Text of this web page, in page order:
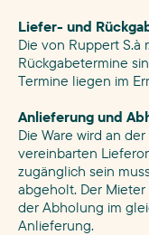
Liefer- und
Die von Ruppert
Rückgabetermine
Termine liegen im
Anlieferung und
Die Ware wird an
vereinbarten
zugänglich sein
abgeholt. Der
der Abholung im
Anlieferung.